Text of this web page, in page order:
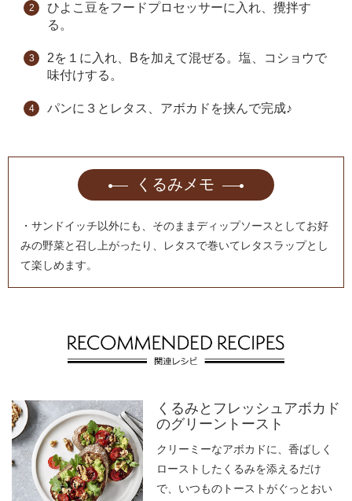
ひよこ豆をフードプロセッサーに入れ、攪拌す
る。
2を１に入れ、Bを加えて混ぜる。塩、コショウで
味付けする。
パンに３とレタス、アボカドを挟んで完成♪
くるみメモ
・サンドイッチ以外にも、そのままディップソースとしてお好
みの野菜と召し上がったり、レタスで巻いてレタスラップとし
て楽しめます。
くるみとフレッシュアボカド
のグリーントースト
クリーミーなアボカドに、香ばしく
ローストしたくるみを添えるだけ
で、いつものトーストがぐっとおい